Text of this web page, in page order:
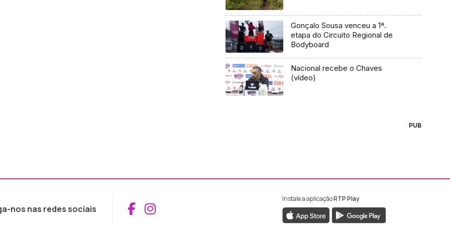
Gonçalo Sousa venceu a 1ª.
etapa do Circuito Regional de
Bodyboard
Nacional recebe o Chaves
(vídeo)
PUB
nos nas redes sociais Aceder ao Facebook da RTP Madeira
Aceder ao Instagram da RTP Madeira
Instale a aplicaçãoRTP Play